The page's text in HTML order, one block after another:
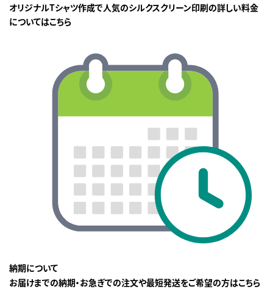
オリジナルTシャツ作成で人気のシルクスクリーン印刷の詳しい料金
についてはこちら
納期について
お届けまでの納期・お急ぎでの注文や最短発送をご希望の方はこちら